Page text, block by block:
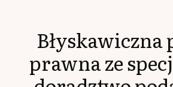
Błyskawiczna
prawna ze